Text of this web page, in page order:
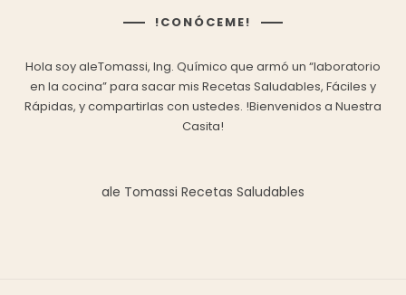
!CONÓCEME!
Hola soy aleTomassi, Ing. Químico que armó un “laboratorio
en la cocina” para sacar mis Recetas Saludables, Fáciles y
Rápidas, y compartirlas con ustedes. !Bienvenidos a Nuestra
Casita!
ale Tomassi Recetas Saludables